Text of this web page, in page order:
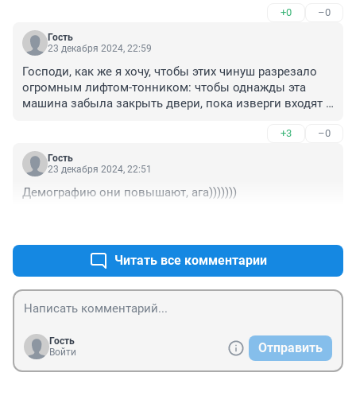
+0 –0
Гость
23 декабря 2024, 22:59
Господи, как же я хочу, чтобы этих чинуш разрезало
огромным лифтом-тонником: чтобы однажды эта
машина забыла закрыть двери, пока изверги входят в
+3 –0
Гость
23 декабря 2024, 22:51
Демографию они повышают, ага)))))))
Читать все комментарии
Гость
Войти
Отправить